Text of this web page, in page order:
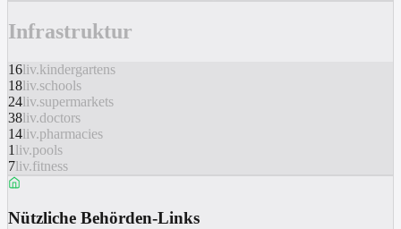
Infrastruktur
16liv.kindergartens
18liv.schools
24liv.supermarkets
38liv.doctors
14liv.pharmacies
1 liv.pools
7liv.fitness
Nützliche Behörden-Links